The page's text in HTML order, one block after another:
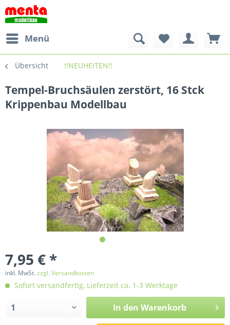
Menü
Übersicht !!NEUHEITEN!!
Tempel-Bruchsäulen zerstört, 16 Stck
Krippenbau Modellbau
7,95 € *
inkl. MwSt.zzgl. Versandkosten
Sofort versandfertig, Lieferzeit ca. 1-3 Werktage
In den Warenkorb